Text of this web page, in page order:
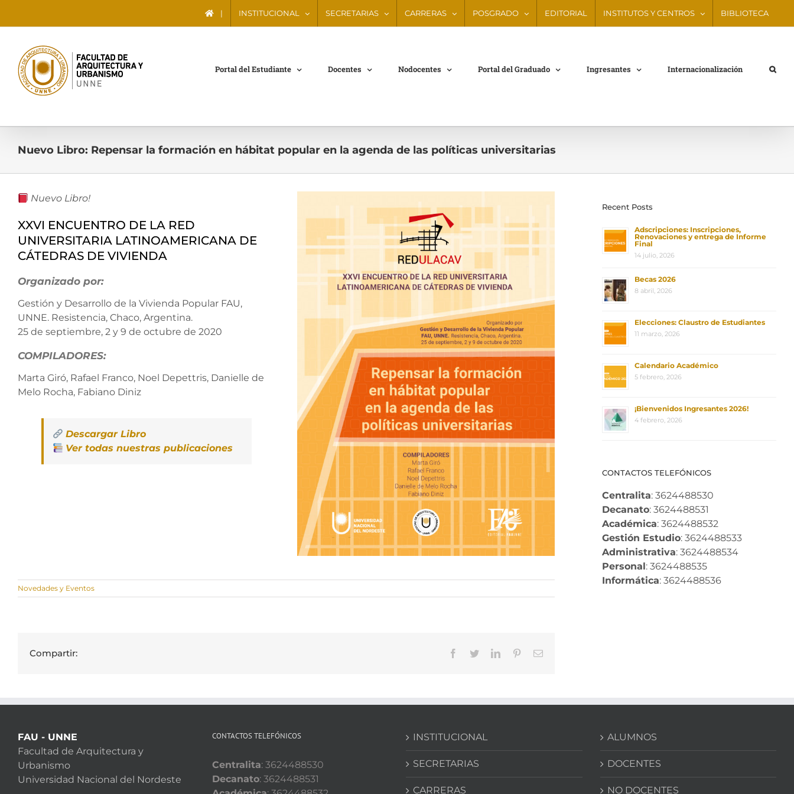
| INSTITUCIONAL SECRETARIAS CARRERAS POSGRADO EDITORIAL INSTITUTOS Y CENTROS BIBLIOTECA
Portal del Estudiante Docentes Nodocentes Portal del Graduado Ingresantes Internacionalización
Nuevo Libro: Repensar la formación en hábitat popular en la agenda de las políticas universitarias
Nuevo Libro!
XXVI ENCUENTRO DE LA RED
UNIVERSITARIA LATINOAMERICANA DE
CÁTEDRAS DE VIVIENDA
Organizado por:
Gestión y Desarrollo de la Vivienda Popular FAU,
UNNE. Resistencia, Chaco, Argentina.
25 de septiembre, 2 y 9 de octubre de 2020
COMPILADORES:
Marta Giró, Rafael Franco, Noel Depettris, Danielle de
Melo Rocha, Fabiano Diniz
Descargar Libro
Ver todas nuestras publicaciones
Novedades y Eventos
Compartir: Facebook
TwitterLinkedInPinterestCorreo
Recent Posts
Adscripciones: Inscripciones,
Renovaciones y entrega de Informe
Final
14 julio, 2026
Becas 2026
8 abril, 2026
Elecciones: Claustro de Estudiantes
11 marzo, 2026
Calendario Académico
5 febrero, 2026
¡Bienvenidos Ingresantes 2026!
4 febrero, 2026
CONTACTOS TELEFÓNICOS
Centralita: 3624488530
Decanato: 3624488531
Académica: 3624488532
Gestión Estudio: 3624488533
Administrativa: 3624488534
Personal: 3624488535
Informática: 3624488536
FAU - UNNE
Facultad de Arquitectura y
Urbanismo
Universidad Nacional del Nordeste
CONTACTOS TELEFÓNICOS
Centralita: 3624488530
Decanato: 3624488531
INSTITUCIONAL
SECRETARIAS
CARRERAS
ALUMNOS
DOCENTES
NO DOCENTES